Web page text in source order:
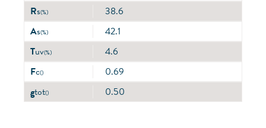
Rs(%)
38.6
As(%)
42.1
Tuv(%)
4.6
Fc()
0.69
gtot() 0.50